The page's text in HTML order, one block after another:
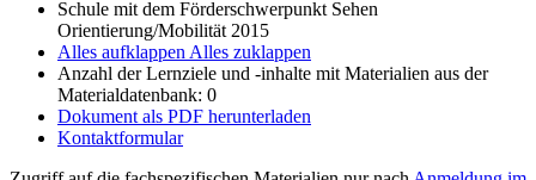
Schule mit dem Förderschwerpunkt Sehen
Orientierung/Mobilität 2015
Alles aufklappen Alles zuklappen
Anzahl der Lernziele und -inhalte mit Materialien aus der
Materialdatenbank: 0
Dokument als PDF herunterladen
Kontaktformular